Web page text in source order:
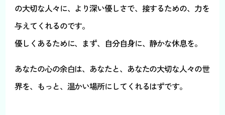
の大切な人々に、より深い優しさで、接するための、力を
与えてくれるのです。
優しくあるために、まず、自分自身に、静かな休息を。
あなたの心の余白は、あなたと、あなたの大切な人々の世
界を、もっと、温かい場所にしてくれるはずです。